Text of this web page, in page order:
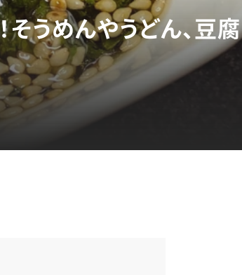
そうめんやうどん、豆腐